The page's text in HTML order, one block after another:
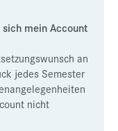
mein Account
an
jedes Semester
nicht